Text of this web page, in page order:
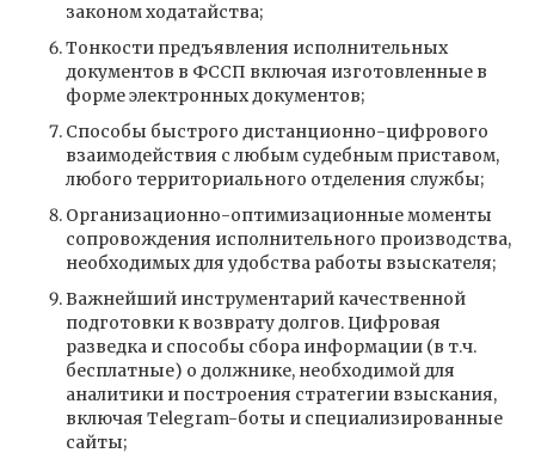
законом ходатайства;
Тонкости предъявления исполнительных
документов в ФССП включая изготовленные в
форме электронных документов;
Способы быстрого дистанционно-цифрового
взаимодействия с любым судебным приставом,
любого территориального отделения службы;
Организационно-оптимизационные моменты
сопровождения исполнительного производства,
необходимых для удобства работы взыскателя;
Важнейший инструментарий качественной
подготовки к возврату долгов. Цифровая
разведка и способы сбора информации (в т.ч.
бесплатные) о должнике, необходимой для
аналитики и построения стратегии взыскания,
включая Telegram-боты и специализированные
сайты;